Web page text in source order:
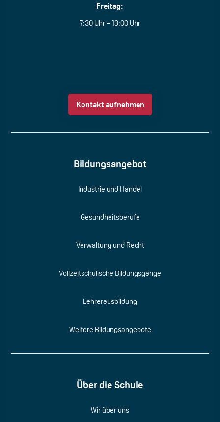
Freitag:
7:30 Uhr – 13:00 Uhr
Kontakt aufnehmen
Bildungsangebot
Industrie und Handel
Gesundheitsberufe
Verwaltung und Recht
Vollzeitschulische Bildungsgänge
Lehrerausbildung
Weitere Bildungsangebote
Über die Schule
Wir über uns